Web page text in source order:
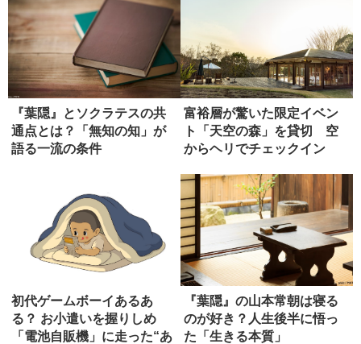
『葉隠』とソクラテスの共
通点とは？「無知の知」が
語る一流の条件
富裕層が驚いた限定イベン
ト「天空の森」を貸切 空
からヘリでチェックイン
初代ゲームボーイあるあ
る？ お小遣いを握りしめ
「電池自販機」に走った“あ
『葉隠』の山本常朝は寝る
のが好き？人生後半に悟っ
た「生きる本質」